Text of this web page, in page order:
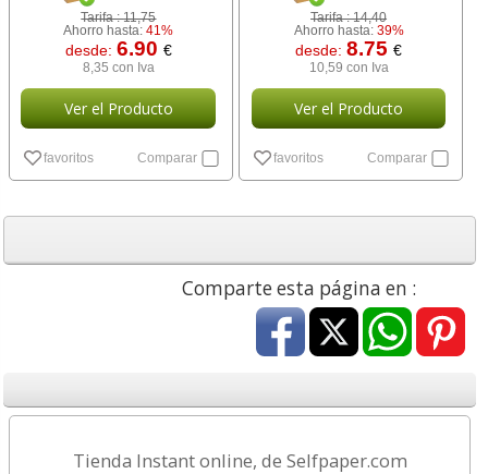
Tarifa :11,75
Ahorro hasta:41%
desde: 6.90 €
8,35 con Iva
Ver el Producto
favoritos Comparar
Tarifa :14,40
Ahorro hasta: 39%
desde:8.75€
10,59 con Iva
Ver el Producto
favoritos Comparar
Comparte esta página en :
Tienda Instant online, de Selfpaper.com